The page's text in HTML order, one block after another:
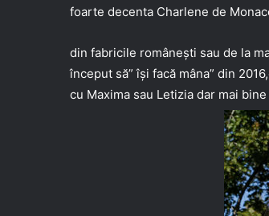
foarte decenta Charlene de
din fabricile românești sau de la
început să” își facă mâna” din
cu Maxima sau Letizia dar mai